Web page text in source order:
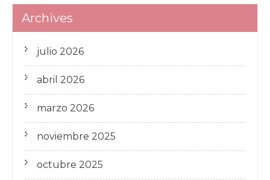
Archives
julio 2026
abril 2026
marzo 2026
noviembre 2025
octubre 2025